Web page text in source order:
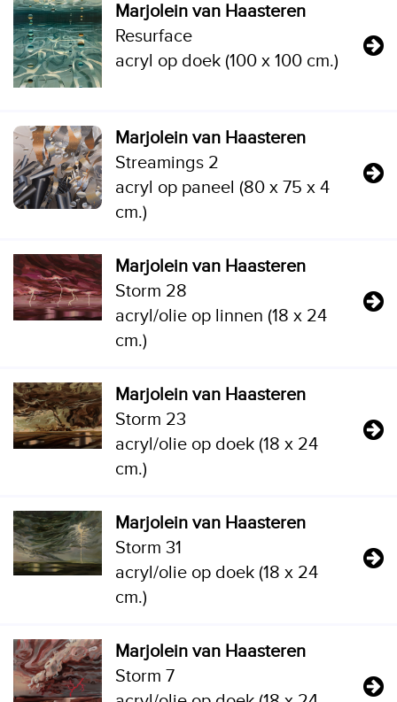
Marjolein van Haasteren
Resurface
acryl op doek (100 x 100 cm.)
Marjolein van Haasteren
Streamings 2
acryl op paneel (80 x 75 x 4
cm.)
Marjolein van Haasteren
Storm 28
acryl/olie op linnen (18 x 24
cm.)
Marjolein van Haasteren
Storm 23
acryl/olie op doek (18 x 24
cm.)
Marjolein van Haasteren
Storm 31
acryl/olie op doek (18 x 24
cm.)
Marjolein van Haasteren
Storm 7